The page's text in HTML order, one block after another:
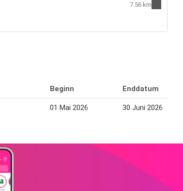
7.56 km
Beginn Enddatum
01 Mai 2026 30 Juni 2026